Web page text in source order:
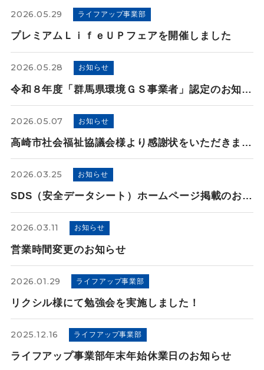
2026.05.29 ライフアップ事業部
プレミアムＬｉｆｅＵＰフェアを開催しました
2026.05.28 お知らせ
令和８年度「群馬県環境ＧＳ事業者」認定のお知らせ
2026.05.07 お知らせ
高崎市社会福祉協議会様より感謝状をいただきました
2026.03.25 お知らせ
SDS（安全データシート）ホームページ掲載のお知らせ
2026.03.11 お知らせ
営業時間変更のお知らせ
2026.01.29 ライフアップ事業部
リクシル様にて勉強会を実施しました！
2025.12.16 ライフアップ事業部
ライフアップ事業部年末年始休業日のお知らせ